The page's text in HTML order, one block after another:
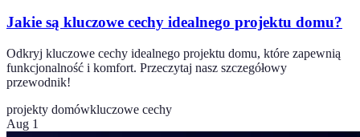
Jakie są kluczowe cechy idealnego projektu domu?
Odkryj kluczowe cechy idealnego projektu domu, które zapewnią
funkcjonalność i komfort. Przeczytaj nasz szczegółowy
przewodnik!
projekty domówkluczowe cechy
Aug 1